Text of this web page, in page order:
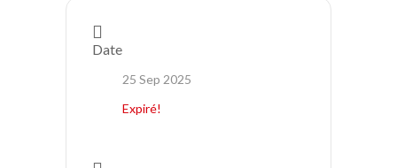
Date
25 Sep 2025
Expiré!